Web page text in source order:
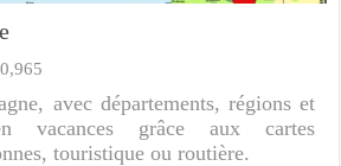
avec départements, régions et
vacances grâce aux cartes
touristique ou routière.